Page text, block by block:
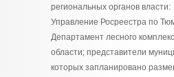
региональных органов власти:
Управление Росреестра по
Департамент лесного
области; представители
которых запланировано